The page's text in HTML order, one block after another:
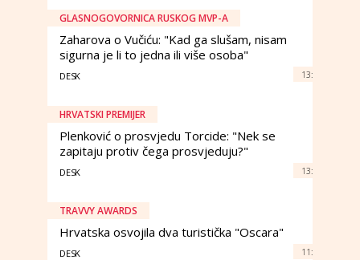
GLASNOGOVORNICA RUSKOG MVP-A
Zaharova o Vučiću: "Kad ga slušam, nisam
sigurna je li to jedna ili više osoba"
DESK 13:
HRVATSKI PREMIJER
Plenković o prosvjedu Torcide: "Nek se
zapitaju protiv čega prosvjeduju?"
DESK 13:
TRAVVY AWARDS
Hrvatska osvojila dva turistička "Oscara"
DESK 11: